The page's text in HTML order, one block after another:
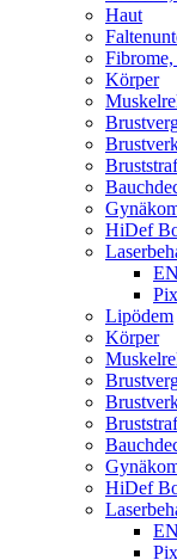
Haut
Fibrome,
Körper
HiDef
Lipödem
Körper
HiDef